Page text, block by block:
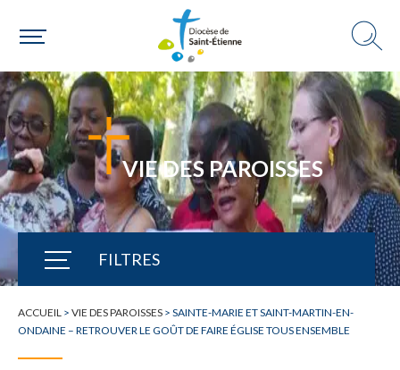
VIE DES PAROISSES
FILTRES
TOUTE L'ACTUALITÉ
ACCUEIL > VIE DES PAROISSES > SAINTE-MARIE ET SAINT-MARTIN-EN-
ONDAINE – RETROUVER LE GOÛT DE FAIRE ÉGLISE TOUS ENSEMBLE